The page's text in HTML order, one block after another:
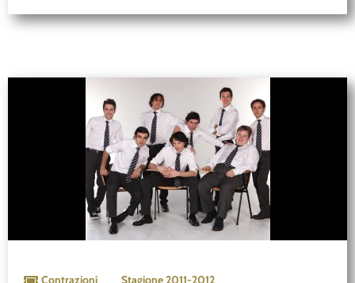
Contrazioni Stagione2011-2012